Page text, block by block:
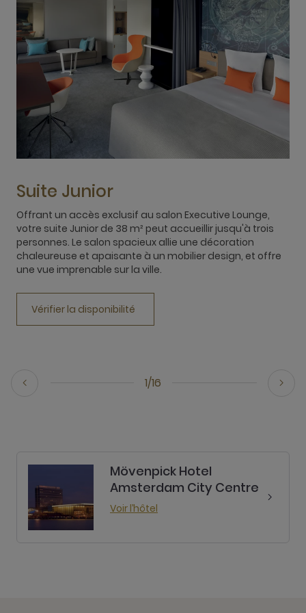
1/16
Suite Junior
Offrant un accès exclusif au salon Executive Lounge,
votre suite Junior de 38 m² peut accueillir jusqu'à trois
personnes. Le salon spacieux allie une décoration
chaleureuse et apaisante à un mobilier design, et offre
une vue imprenable sur la ville.
Vérifier la disponibilité
Mövenpick Hotel
Amsterdam City Centre
Voir l’hôtel